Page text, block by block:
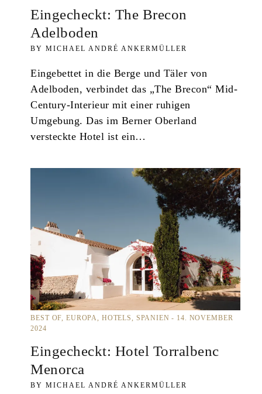
Eingecheckt: The Brecon
Adelboden
MICHAEL ANDRÉ ANKERMÜLLER
Eingebettet in die Berge und Täler von
Adelboden, verbindet das „The Brecon“ Mid-
Century-Interieur mit einer ruhigen
Umgebung. Das im Berner Oberland
versteckte Hotel ist ein…
BEST OF EUROPA HOTELS SPANIEN
14. NOVEMBER
2024
Eingecheckt: Hotel Torralbenc
Menorca
MICHAEL ANDRÉ ANKERMÜLLER